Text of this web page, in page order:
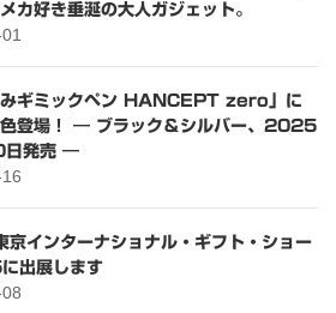
カ好き垂涎の大人ガジェット。
みギミックペン HANCEPT zero」に
色登場！ ― ブラック＆シルバー、2025
日発売 ―
インターナショナル・ギフト・ショー
出展します